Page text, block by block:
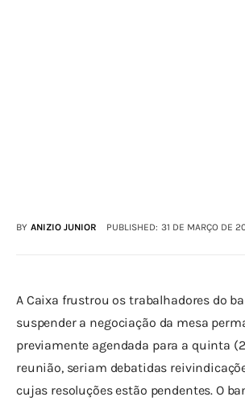
BY ANIZIO JUNIOR PUBLISHED: 31 DE MARÇO DE
A Caixa frustrou os trabalhadores do
suspender a negociação da mesa
previamente agendada para a quinta
reunião, seriam debatidas
cujas resoluções estão pendentes. O